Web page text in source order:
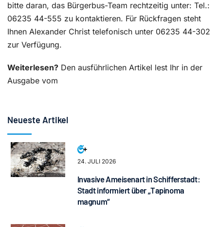
bitte daran, das Bürgerbus-Team rechtzeitig unter: Tel.:
06235 44-555 zu kontaktieren. Für Rückfragen steht
Ihnen Alexander Christ telefonisch unter 06235 44-302
zur Verfügung.
Weiterlesen? Den ausführlichen Artikel lest Ihr in der
Ausgabe vom
Neueste Artikel
24. JULI 2026
Invasive Ameisenart in Schifferstadt:
Stadt informiert über „Tapinoma
magnum“